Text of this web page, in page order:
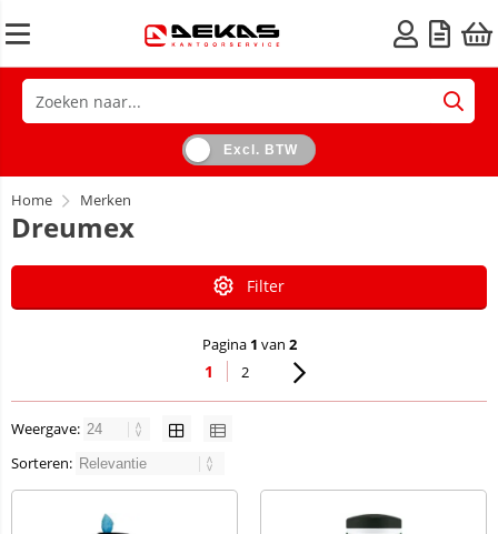
Excl. BTW
Home Merken
Dreumex
Filter
Pagina 1 van 2
1 2
Weergave:
Sorteren: